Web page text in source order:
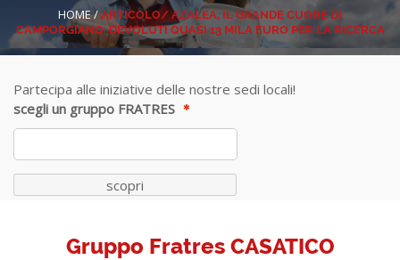
HOME/ARTICOLO/ AZALEA, IL GRANDE CUORE DI
CAMPORGIANO: DEVOLUTI QUASI 13 MILA EURO PER LA RICERCA
Partecipa alle iniziative delle nostre sedi locali!
scegli un gruppo FRATRES
scopri
Gruppo Fratres CASATICO